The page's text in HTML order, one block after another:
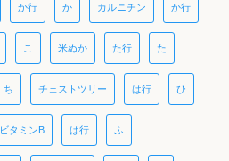
か行 か カルニチン か行
こ 米ぬか た行 た
ち チェストツリー は行 ひ
ビタミンB は行 ふ